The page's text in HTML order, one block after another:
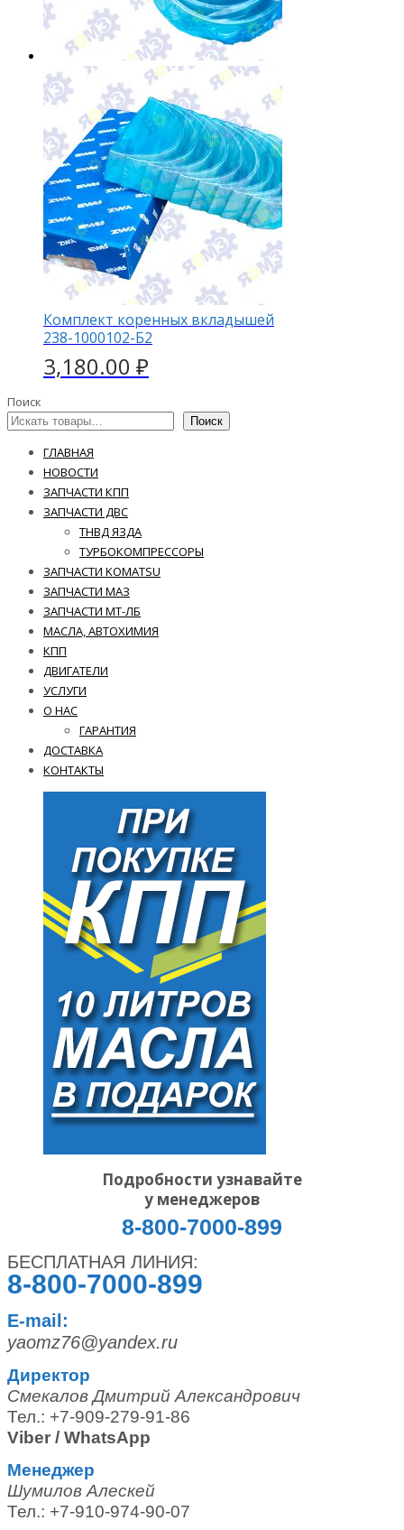
Комплект коренных вкладышей
238-1000102-Б2
3,180.00 ₽
Поиск
Поиск
ГЛАВНАЯ
НОВОСТИ
ЗАПЧАСТИ КПП
ЗАПЧАСТИ ДВС
ТНВД ЯЗДА
ТУРБОКОМПРЕССОРЫ
ЗАПЧАСТИ KOMATSU
ЗАПЧАСТИ МАЗ
ЗАПЧАСТИ МТ-ЛБ
МАСЛА, АВТОХИМИЯ
КПП
ДВИГАТЕЛИ
УСЛУГИ
О НАС
ГАРАНТИЯ
ДОСТАВКА
КОНТАКТЫ
Подробности узнавайте
у менеджеров
8-800-7000-899
БЕСПЛАТНАЯ ЛИНИЯ:
8-800-7000-899
E-mail:
yaomz76@yandex.ru
Директор
Смекалов Дмитрий Александрович
Тел.: +7-909-279-91-86
Viber / WhatsApp
Менеджер
Шумилов Алескей
Тел.: +7-910-974-90-07